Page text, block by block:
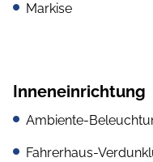
Markise
Inneneinrichtung
Ambiente-
Fahrerhaus-